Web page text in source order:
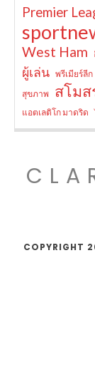
Premier
West Ham
ผู้เล่น พรีเมียร์ลีก
สุขภาพ สโมส
แอตเลติโก มาดริด
COPYRIGHT